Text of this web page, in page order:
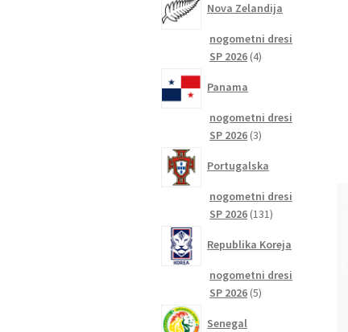
Nova Zelandija
nogometni dresi
SP 2026 44
Panama
nogometni dresi
SP 2026 33
Portugalska
nogometni dresi
SP 2026 131131
Republika Koreja
nogometni dresi
SP 2026 55
Senegal